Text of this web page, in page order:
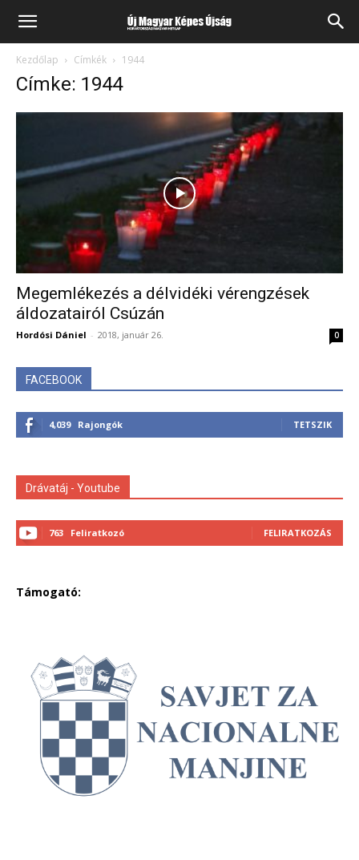
Kezdőlap Címkék 1944
Címke: 1944
Megemlékezés a délvidéki vérengzések
áldozatairól Csúzán
Hordósi Dániel - 2018, január 26. 0
FACEBOOK
4,039 Rajongók TETSZIK
Drávatáj - Youtube
763 Feliratkozó FELIRATKOZÁS
Támogató: